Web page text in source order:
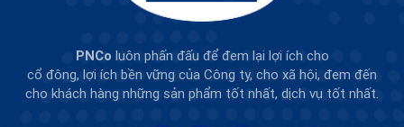
PNCo luôn phấn đấu để đem lại lợi ích cho
cổ đông, lợi ích bền vững của Công ty, cho xã hội, đem đến
cho khách hàng những sản phẩm tốt nhất, dịch vụ tốt nhất.